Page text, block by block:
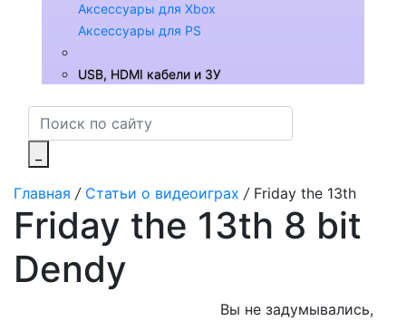
Аксессуары для Xbox
Аксессуары для PS
USB, HDMI кабели и ЗУ
Главная / Статьи о видеоиграх / Friday the 13th
Friday the 13th 8 bit
Dendy
Вы не задумывались,